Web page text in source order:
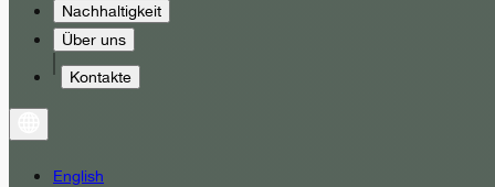
Nachhaltigkeit
Über uns
Kontakte
English